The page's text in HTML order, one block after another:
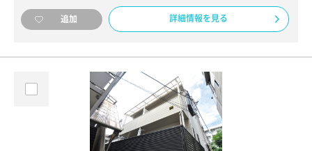
追加 詳細情報を見る